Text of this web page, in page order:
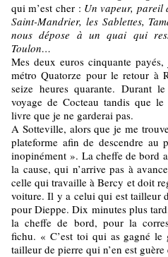
qui m’est cher : Un vapeur, pareil
Saint-Mandrier, les Sablettes,
nous dépose à un quai qui
Toulon…
Mes deux euros cinquante
métro Quatorze pour le retour à
seize heures quarante. Durant
voyage de Cocteau tandis que
livre que je ne garderai pas.
A Sotteville, alors que je me
plateforme afin de descendre au
inopinément ». La cheffe de bord
la cause, qui n’arrive pas à
celle qui travaille à Bercy et doit
voiture. Il y a celui qui est tailleur
pour Dieppe. Dix minutes plus
la cheffe de bord, pour la
fichu. « C’est toi qui as gagné
tailleur de pierre qui n’en est guère